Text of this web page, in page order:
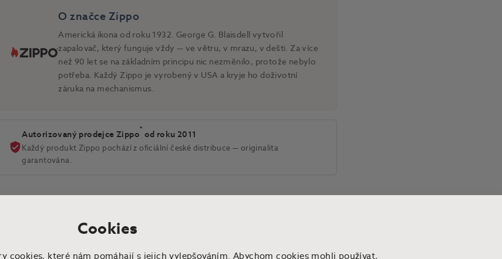
O značce Zippo
Americká ikona od roku 1932. George G. Blaisdell vytvořil
zapalovač, který funguje vždy — ve větru, v mrazu, v dešti. Za více
než 90 let se na základním principu nic nezměnilo, protože nebylo
potřeba. Každý Zippo je vyrobený v USA a kryje ho doživotní
záruka na mechanismus.
Autorizovaný prodejce Zippo
®
od roku 2011
Každý produkt Zippo pochází z oficiální české distribuce — originalita
garantována.
Cookies
cookies, které nám pomáhají s jejich vylepšováním. Abychom cookies mohli používat,